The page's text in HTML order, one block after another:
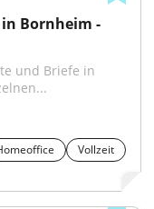
Bornheim -
und Briefe in
Vollzeit